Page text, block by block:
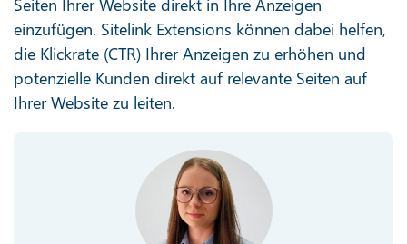
Seiten Ihrer Website direkt in Ihre Anzeigen
einzufügen. Sitelink Extensions können dabei helfen,
die Klickrate (CTR) Ihrer Anzeigen zu erhöhen und
potenzielle Kunden direkt auf relevante Seiten auf
Ihrer Website zu leiten.